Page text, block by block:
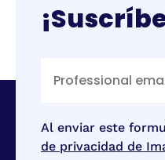
Al enviar este
de privacidad de